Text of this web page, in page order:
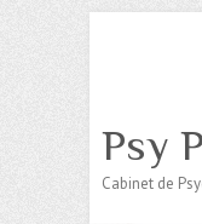
Psy
Cabinet de